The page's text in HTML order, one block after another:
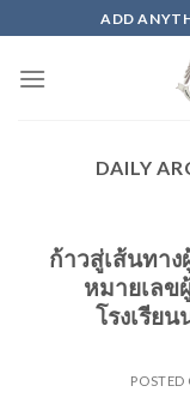
to
content
ADD
DAILY
ก้าวสู่เส้นทาง
หมายเลข
โรงเรีย
POSTED